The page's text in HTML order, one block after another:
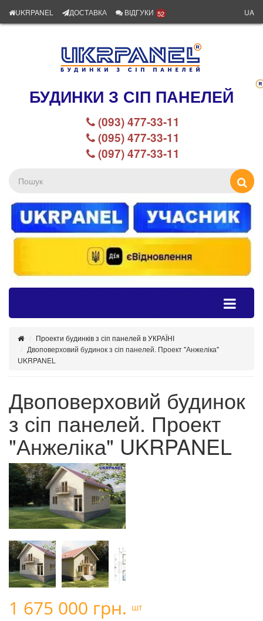
UKRPANEL ДОСТАВКА ВІДГУКИ 52 UA
БУДИНКИ З СІП ПАНЕЛЕЙ
(093) 477-33-11
(095) 477-33-11
(097) 477-33-11
Проекти будинків з сіп панелей в УКРАЇНІ
Двоповерховий будинок з сіп панелей. Проект "Анжеліка"
UKRPANEL
Двоповерховий будинок
з сіп панелей. Проект
"Анжеліка" UKRPANEL
1 675 000 грн. шт